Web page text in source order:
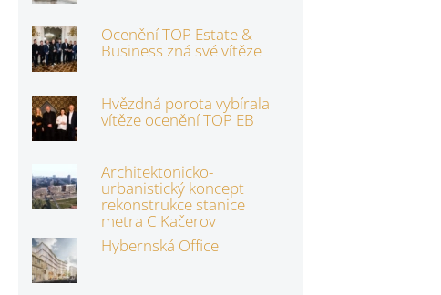
Ocenění TOP Estate &
Business zná své vítěze
Hvězdná porota vybírala
vítěze ocenění TOP EB
Architektonicko-
urbanistický koncept
rekonstrukce stanice
metra C Kačerov
Hybernská Office